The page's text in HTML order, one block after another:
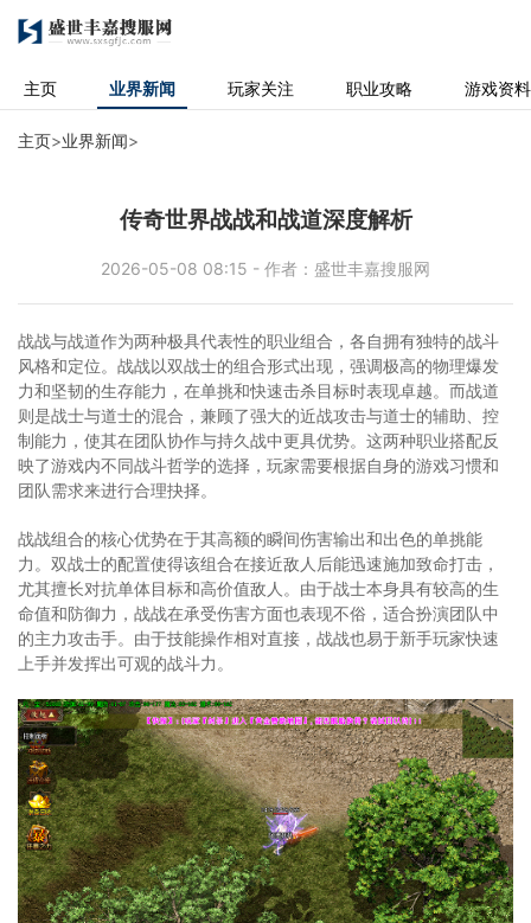
主页 业界新闻 玩家关注 职业攻略 游戏资料
主页>业界新闻>
传奇世界战战和战道深度解析
2026-05-08 08:15 - 作者：盛世丰嘉搜服网
战战与战道作为两种极具代表性的职业组合，各自拥有独特的战斗
风格和定位。战战以双战士的组合形式出现，强调极高的物理爆发
力和坚韧的生存能力，在单挑和快速击杀目标时表现卓越。而战道
则是战士与道士的混合，兼顾了强大的近战攻击与道士的辅助、控
制能力，使其在团队协作与持久战中更具优势。这两种职业搭配反
映了游戏内不同战斗哲学的选择，玩家需要根据自身的游戏习惯和
团队需求来进行合理抉择。
战战组合的核心优势在于其高额的瞬间伤害输出和出色的单挑能
力。双战士的配置使得该组合在接近敌人后能迅速施加致命打击，
尤其擅长对抗单体目标和高价值敌人。由于战士本身具有较高的生
命值和防御力，战战在承受伤害方面也表现不俗，适合扮演团队中
的主力攻击手。由于技能操作相对直接，战战也易于新手玩家快速
上手并发挥出可观的战斗力。